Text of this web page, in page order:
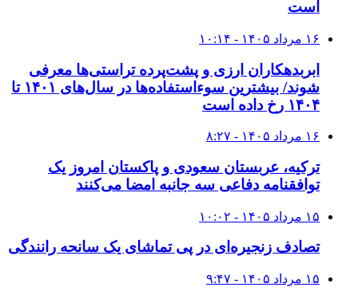
است
۱۶ مرداد ۱۴۰۵ - ۱۰:۱۴
ابربدهکاران ارزی و پشت‌پرده تراستی‌ها معرفی
شوند/ بیشترین سوءاستفاده‌ها در سال‌های ۱۴۰۱ تا
۱۴۰۴ رخ داده است
۱۶ مرداد ۱۴۰۵ - ۸:۲۷
ترکیه، عربستان سعودی و پاکستان امروز یک
توافقنامه دفاعی سه جانبه امضا می‌کنند
۱۵ مرداد ۱۴۰۵ - ۱۰:۰۲
تصادف زنجیره‌ای در پی تماشای یک سانحه رانندگی
۱۵ مرداد ۱۴۰۵ - ۹:۴۷